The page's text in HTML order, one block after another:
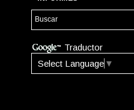
Traductor
Select Language ▼